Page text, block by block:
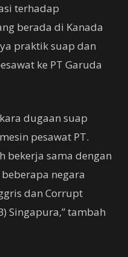
terhadap
berada di Kanada
praktik suap dan
ke PT Garuda
dugaan suap
pesawat PT.
bekerja sama dengan
negara
dan Corrupt
Singapura,” tambah